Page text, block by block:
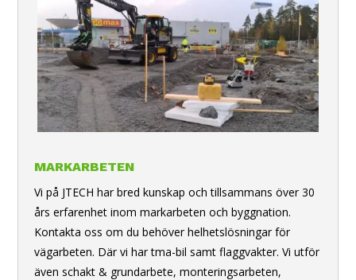
MARKARBETEN
Vi på JTECH har bred kunskap och tillsammans över 30
års erfarenhet inom markarbeten och byggnation.
Kontakta oss om du behöver helhetslösningar för
vägarbeten. Där vi har tma-bil samt flaggvakter. Vi utför
även schakt & grundarbete, monteringsarbeten,